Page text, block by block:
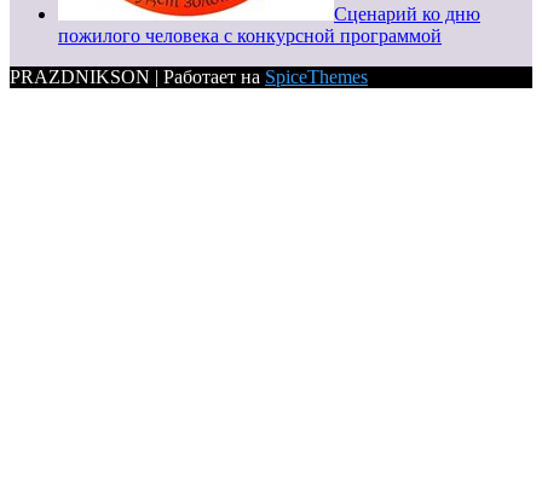
Сценарий ко дню
пожилого человека с конкурсной программой
PRAZDNIKSON | Работает на SpiceThemes